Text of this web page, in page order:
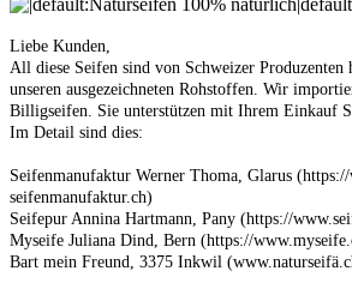
Liebe Kunden,
All diese Seifen sind von Schweizer
unseren ausgezeichneten Rohstoffen. Wir
Billigseifen. Sie unterstützen mit Ihrem Einkauf
Im Detail sind dies:
Seifenmanufaktur Werner Thoma, Glarus
seifenmanufaktur.ch)
Seifepur Annina Hartmann, Pany (https://
Myseife Juliana Dind, Bern (https://
Bart mein Freund, 3375 Inkwil